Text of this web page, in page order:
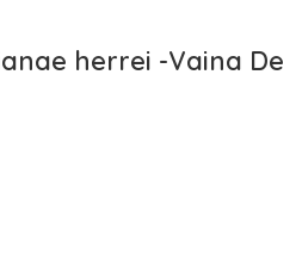
herrei -Vaina De